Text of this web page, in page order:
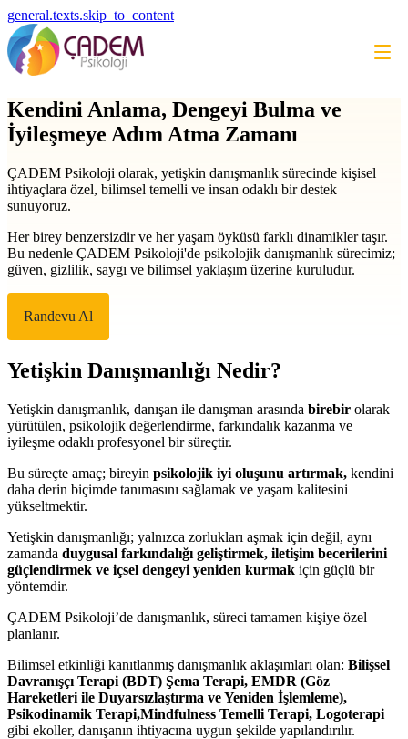
general.texts.skip_to_content
Kendini Anlama, Dengeyi Bulma ve
İyileşmeye Adım Atma Zamanı
ÇADEM Psikoloji olarak, yetişkin danışmanlık sürecinde kişisel
ihtiyaçlara özel, bilimsel temelli ve insan odaklı bir destek
sunuyoruz.
Her birey benzersizdir ve her yaşam öyküsü farklı dinamikler taşır.
Bu nedenle ÇADEM Psikoloji'de psikolojik danışmanlık sürecimiz;
güven, gizlilik, saygı ve bilimsel yaklaşım üzerine kuruludur.
Randevu Al
Yetişkin Danışmanlığı Nedir?
Yetişkin danışmanlık, danışan ile danışman arasında birebir olarak
yürütülen, psikolojik değerlendirme, farkındalık kazanma ve
iyileşme odaklı profesyonel bir süreçtir.
Bu süreçte amaç; bireyin psikolojik iyi oluşunu artırmak, kendini
daha derin biçimde tanımasını sağlamak ve yaşam kalitesini
yükseltmektir.
Yetişkin danışmanlığı; yalnızca zorlukları aşmak için değil, aynı
zamanda duygusal farkındalığı geliştirmek, iletişim becerilerini
güçlendirmek ve içsel dengeyi yeniden kurmak için güçlü bir
yöntemdir.
ÇADEM Psikoloji’de danışmanlık, süreci tamamen kişiye özel
planlanır.
Bilimsel etkinliği kanıtlanmış danışmanlık aklaşımları olan: Bilişsel
Davranışçı Terapi (BDT) Şema Terapi, EMDR (Göz
Hareketleri ile Duyarsızlaştırma ve Yeniden İşlemleme),
Psikodinamik Terapi,Mindfulness Temelli Terapi, Logoterapi
gibi ekoller, danışanın ihtiyacına uygun şekilde yapılandırılır.